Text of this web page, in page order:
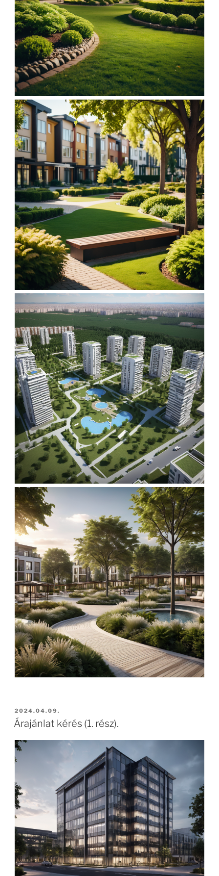
2024.04.09.
Árajánlat kérés (1. rész).